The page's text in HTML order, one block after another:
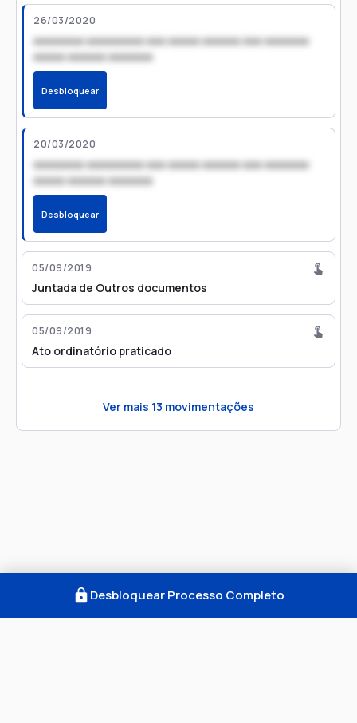
26/03/2020
xxxxxxxx xxxxxxxxx xxx xxxxx xxxxxx xxx xxxxxxx
xxxxx xxxxxx xxxxxxx
Desbloquear
20/03/2020
xxxxxxxx xxxxxxxxx xxx xxxxx xxxxxx xxx xxxxxxx
xxxxx xxxxxx xxxxxxx
Desbloquear
05/09/2019
Juntada de Outros documentos
05/09/2019
Ato ordinatório praticado
Ver mais 13 movimentações
Desbloquear Processo Completo